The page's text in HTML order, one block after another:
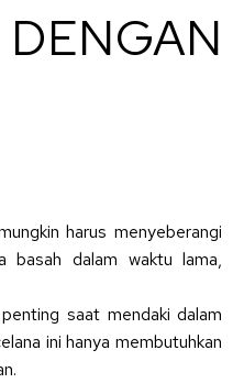
harus menyeberangi
basah dalam waktu lama,
saat mendaki dalam
ini hanya membutuhkan